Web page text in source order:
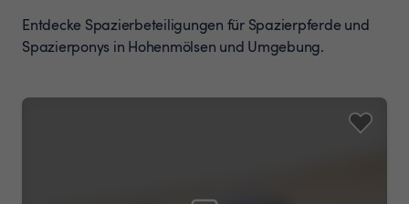
Entdecke Spazierbeteiligungen für Spazierpferde und
Spazierponys in Hohenmölsen und Umgebung.